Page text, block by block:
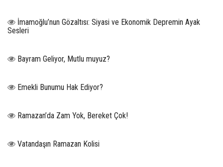
İmamoğlu’nun Gözaltısı: Siyasi ve Ekonomik Depremin Ayak
Sesleri
Bayram Geliyor, Mutlu muyuz?
Emekli Bunumu Hak Ediyor?
Ramazan’da Zam Yok, Bereket Çok!
Vatandaşın Ramazan Kolisi